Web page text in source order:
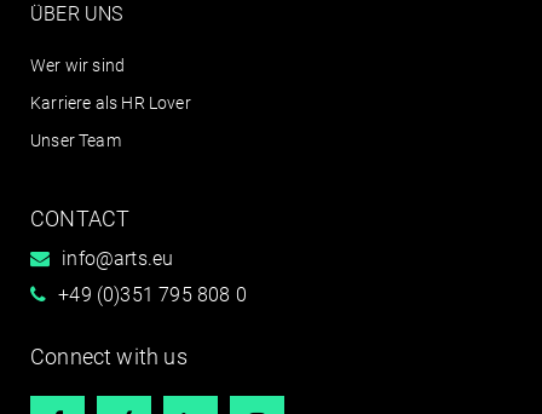
ÜBER UNS
Wer wir sind
Karriere als HR Lover
Unser Team
CONTACT
info@arts.eu
+49 (0)351 795 808 0
Connect with us